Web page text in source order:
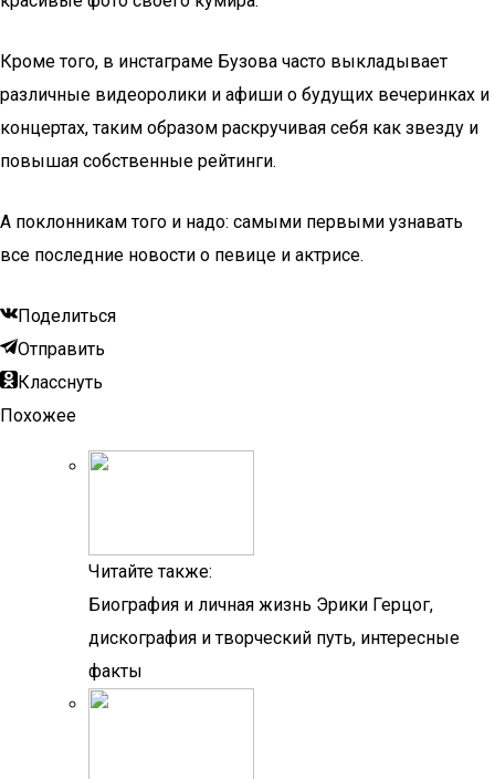
Кроме того, в инстаграме Бузова часто выкладывает
различные видеоролики и афиши о будущих вечеринках и
концертах, таким образом раскручивая себя как звезду и
повышая собственные рейтинги.
А поклонникам того и надо: самыми первыми узнавать
все последние новости о певице и актрисе.
Поделиться
Отправить
Класснуть
Похожее
Читайте также:
Биография и личная жизнь Эрики Герцог,
дискография и творческий путь, интересные
факты